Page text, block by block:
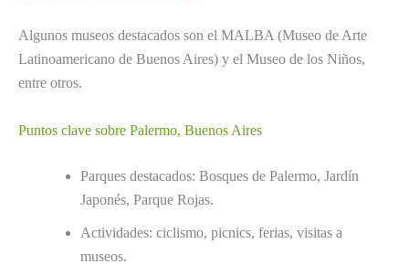
Algunos museos destacados son el MALBA (Museo de Arte
Latinoamericano de Buenos Aires) y el Museo de los Niños,
entre otros.
Puntos clave sobre Palermo, Buenos Aires
Parques destacados: Bosques de Palermo, Jardín
Japonés, Parque Rojas.
Actividades: ciclismo, picnics, ferias, visitas a
museos.